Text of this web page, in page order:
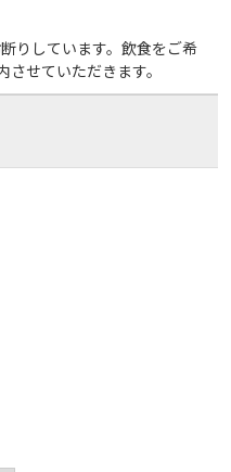
りしています。飲食をご希
せていただきます。